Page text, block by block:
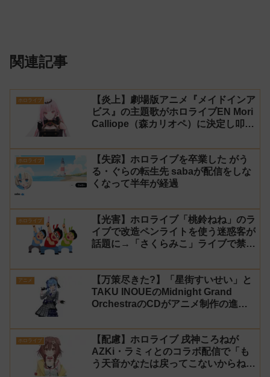
関連記事
ホロライブ
【炎上】劇場版アニメ『メイドインア
ビス』の主題歌がホロライブEN Mori
Calliope（森カリオペ）に決定し叩か
ホロライブ
【失踪】ホロライブを卒業した がう
る・ぐらの転生先 sabaが配信をしな
くなって半年が経過
ホロライブ
【光害】ホロライブ「桃鈴ねね」のラ
イブで改造ペンライトを使う迷惑客が
話題に→「さくらみこ」ライブで禁止
アニメ
【万策尽きた?】「星街すいせい」と
TAKU INOUEのMidnight Grand
OrchestraのCDがアニメ制作の進行
ホロライブ
【配慮】ホロライブ 戌神ころねが
AZKi・ラミィとのコラボ配信で「も
う天音かなたは戻ってこないからね」